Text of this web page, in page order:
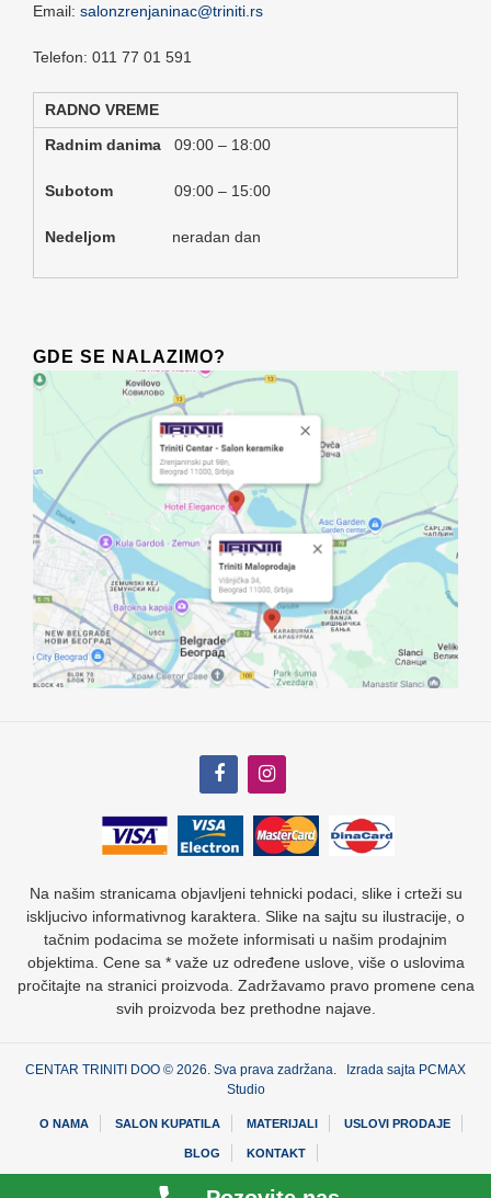
Email: salonzrenjaninac@triniti.rs
Telefon: 011 77 01 591
RADNO VREME
Radnim danima 09:00 – 18:00
Subotom 09:00 – 15:00
Nedeljom neradan dan
GDE SE NALAZIMO?
Na našim stranicama objavljeni tehnicki podaci, slike i crteži su
iskljucivo informativnog karaktera. Slike na sajtu su ilustracije, o
tačnim podacima se možete informisati u našim prodajnim
objektima. Cene sa * važe uz određene uslove, više o uslovima
pročitajte na stranici proizvoda. Zadržavamo pravo promene cena
svih proizvoda bez prethodne najave.
CENTAR TRINITI DOO © 2026. Sva prava zadržana. Izrada sajta PCMAX
Studio
O NAMA SALON KUPATILA MATERIJALI USLOVI PRODAJE
BLOG KONTAKT